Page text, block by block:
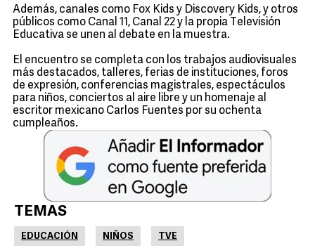
Además, canales como Fox Kids y Discovery Kids, y otros
públicos como Canal 11, Canal 22 y la propia Televisión
Educativa se unen al debate en la muestra.
El encuentro se completa con los trabajos audiovisuales
más destacados, talleres, ferias de instituciones, foros
de expresión, conferencias magistrales, espectáculos
para niños, conciertos al aire libre y un homenaje al
escritor mexicano Carlos Fuentes por su ochenta
cumpleaños.
TEMAS
EDUCACIÓN NIÑOS TVE